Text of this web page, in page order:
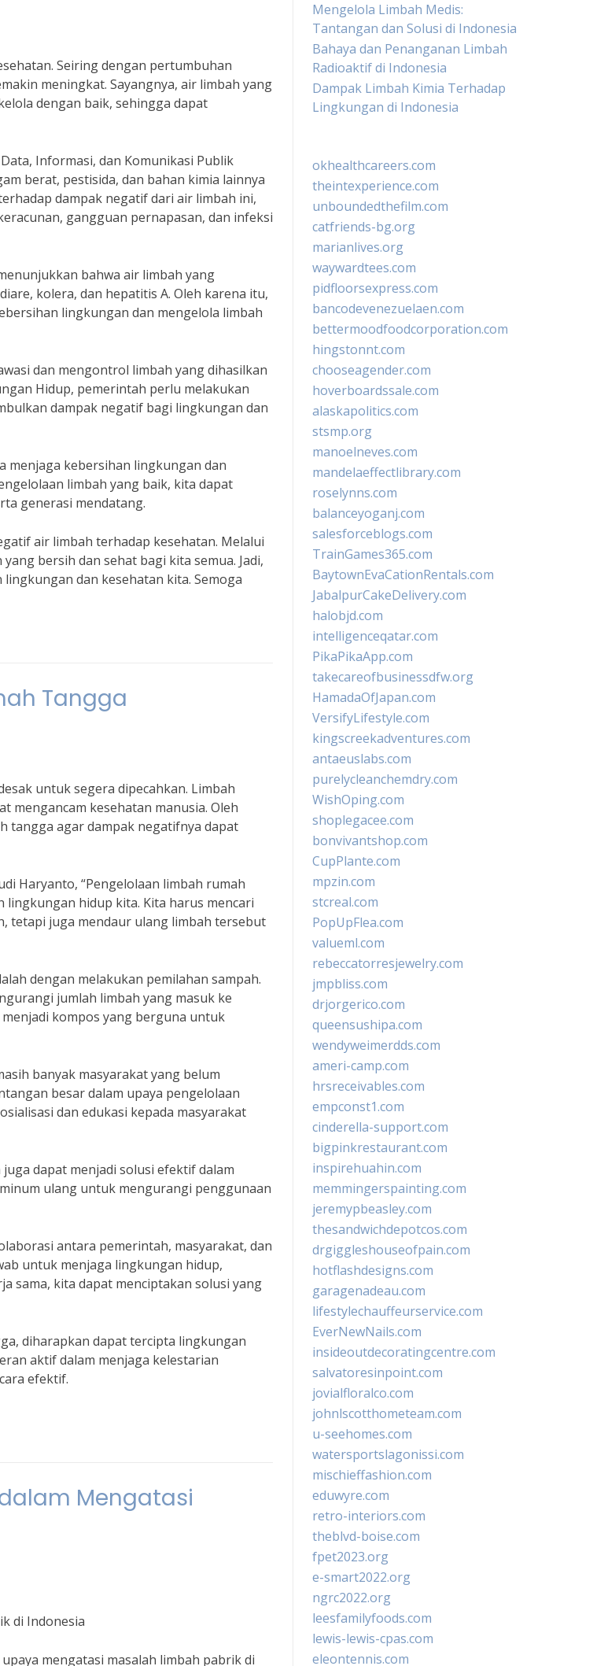
Seiring dengan pertumbuhan
meningkat. Sayangnya, air limbah yang
dengan baik, sehingga dapat
Informasi, dan Komunikasi Publik
berat, pestisida, dan bahan kimia lainnya
dampak negatif dari air limbah ini,
gangguan pernapasan, dan infeksi
bahwa air limbah yang
kolera, dan hepatitis A. Oleh karena itu,
lingkungan dan mengelola limbah
dan mengontrol limbah yang dihasilkan
Hidup, pemerintah perlu melakukan
dampak negatif bagi lingkungan dan
menjaga kebersihan lingkungan dan
limbah yang baik, kita dapat
generasi mendatang.
air limbah terhadap kesehatan. Melalui
bersih dan sehat bagi kita semua. Jadi,
dan kesehatan kita. Semoga
Tangga
untuk segera dipecahkan. Limbah
mengancam kesehatan manusia. Oleh
tangga agar dampak negatifnya dapat
Haryanto, “Pengelolaan limbah rumah
hidup kita. Kita harus mencari
tetapi juga mendaur ulang limbah tersebut
dengan melakukan pemilahan sampah.
jumlah limbah yang masuk ke
kompos yang berguna untuk
banyak masyarakat yang belum
besar dalam upaya pengelolaan
dan edukasi kepada masyarakat
dapat menjadi solusi efektif dalam
ulang untuk mengurangi penggunaan
antara pemerintah, masyarakat, dan
untuk menjaga lingkungan hidup,
sama, kita dapat menciptakan solusi yang
diharapkan dapat tercipta lingkungan
aktif dalam menjaga kelestarian
efektif.
Mengatasi
di Indonesia
mengatasi masalah limbah pabrik di
Mengelola Limbah Medis:
Tantangan dan Solusi di Indonesia
Bahaya dan Penanganan Limbah
Radioaktif di Indonesia
Dampak Limbah Kimia Terhadap
Lingkungan di Indonesia
okhealthcareers.com
theintexperience.com
unboundedthefilm.com
catfriends-bg.org
marianlives.org
waywardtees.com
pidfloorsexpress.com
bancodevenezuelaen.com
bettermoodfoodcorporation.com
hingstonnt.com
chooseagender.com
hoverboardssale.com
alaskapolitics.com
stsmp.org
manoelneves.com
mandelaeffectlibrary.com
roselynns.com
balanceyoganj.com
salesforceblogs.com
TrainGames365.com
BaytownEvaCationRentals.com
JabalpurCakeDelivery.com
halobjd.com
intelligenceqatar.com
PikaPikaApp.com
takecareofbusinessdfw.org
HamadaOfJapan.com
VersifyLifestyle.com
kingscreekadventures.com
antaeuslabs.com
purelycleanchemdry.com
WishOping.com
shoplegacee.com
bonvivantshop.com
CupPlante.com
mpzin.com
stcreal.com
PopUpFlea.com
valueml.com
rebeccatorresjewelry.com
jmpbliss.com
drjorgerico.com
queensushipa.com
wendyweimerdds.com
ameri-camp.com
hrsreceivables.com
empconst1.com
cinderella-support.com
bigpinkrestaurant.com
inspirehuahin.com
memmingerspainting.com
jeremypbeasley.com
thesandwichdepotcos.com
drgiggleshouseofpain.com
hotflashdesigns.com
garagenadeau.com
lifestylechauffeurservice.com
EverNewNails.com
insideoutdecoratingcentre.com
salvatoresinpoint.com
jovialfloralco.com
johnlscotthometeam.com
u-seehomes.com
watersportslagonissi.com
mischieffashion.com
eduwyre.com
retro-interiors.com
theblvd-boise.com
fpet2023.org
e-smart2022.org
ngrc2022.org
leesfamilyfoods.com
lewis-lewis-cpas.com
eleontennis.com